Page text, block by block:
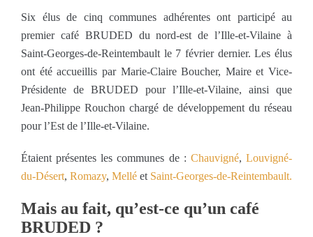
Six élus de cinq communes adhérentes ont participé au
premier café BRUDED du nord-est de l’Ille-et-Vilaine à
Saint-Georges-de-Reintembault le 7 février dernier. Les élus
ont été accueillis par Marie-Claire Boucher, Maire et Vice-
Présidente de BRUDED pour l’Ille-et-Vilaine, ainsi que
Jean-Philippe Rouchon chargé de développement du réseau
pour l’Est de l’Ille-et-Vilaine.
Étaient présentes les communes de : Chauvigné,Louvigné-
du-Désert, Romazy, Mellé et Saint-Georges-de-Reintembault.
Mais au fait, qu’est-ce qu’un café
BRUDED ?